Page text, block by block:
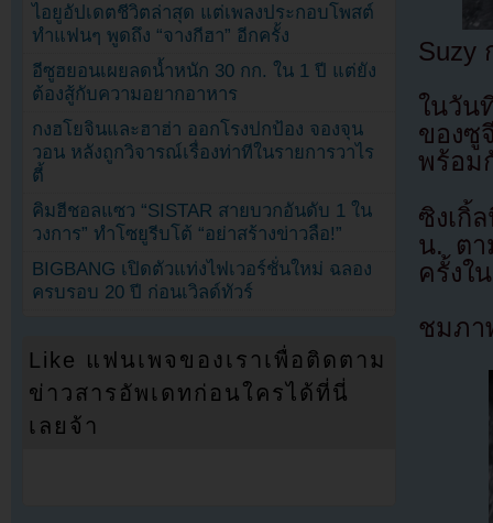
Suzy
ในวัน
ของซู
พร้อม
ซิงเกิ้
น. ตา
ครั้งใ
ชมภา
ไอยูอัปเดตชีวิตล่าสุด แต่เพลงประกอบโพสต์
ทำแฟนๆ พูดถึง “จางกีฮา” อีกครั้ง
อีซูฮยอนเผยลดน้ำหนัก 30 กก. ใน 1 ปี แต่ยัง
ต้องสู้กับความอยากอาหาร
กงฮโยจินและฮาฮ่า ออกโรงปกป้อง จองจุน
วอน หลังถูกวิจารณ์เรื่องท่าทีในรายการวาไร
ตี้
คิมฮีชอลแซว “SISTAR สายบวกอันดับ 1 ใน
วงการ” ทำโซยูรีบโต้ “อย่าสร้างข่าวลือ!”
BIGBANG เปิดตัวแท่งไฟเวอร์ชั่นใหม่ ฉลอง
ครบรอบ 20 ปี ก่อนเวิลด์ทัวร์
Like แฟนเพจของเราเพื่อติดตาม
ข่าวสารอัพเดทก่อนใครได้ที่นี่
เลยจ้า